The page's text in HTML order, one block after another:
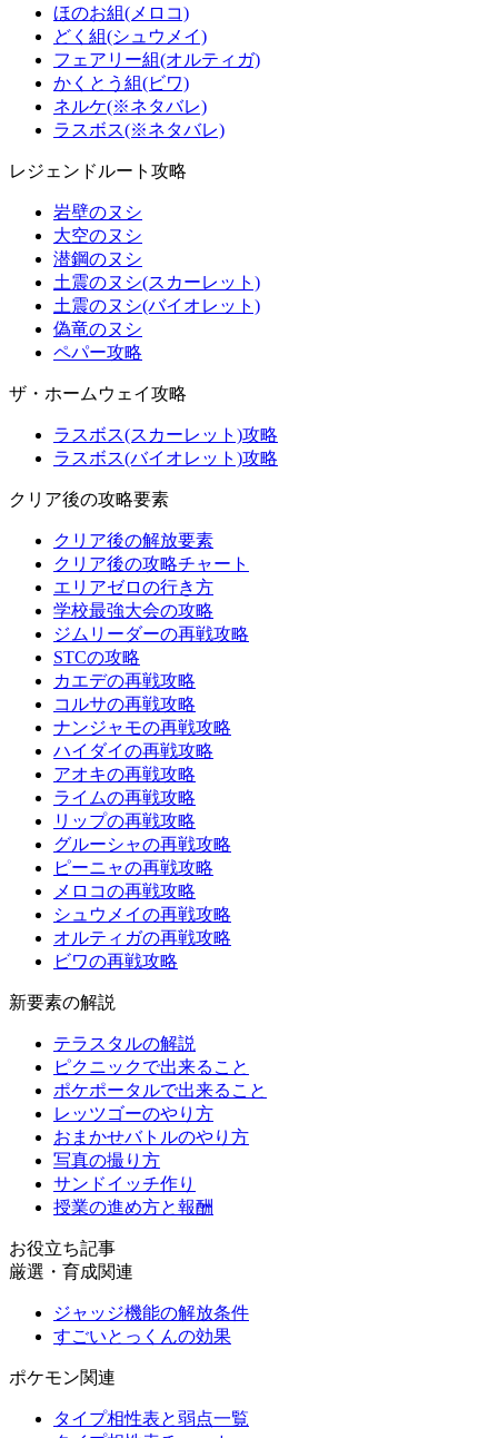
ほのお組(メロコ)
どく組(シュウメイ)
フェアリー組(オルティガ)
かくとう組(ビワ)
ネルケ(※ネタバレ)
ラスボス(※ネタバレ)
レジェンドルート攻略
岩壁のヌシ
大空のヌシ
潜鋼のヌシ
土震のヌシ(スカーレット)
土震のヌシ(バイオレット)
偽竜のヌシ
ペパー攻略
ザ・ホームウェイ攻略
ラスボス(スカーレット)攻略
ラスボス(バイオレット)攻略
クリア後の攻略要素
クリア後の解放要素
クリア後の攻略チャート
エリアゼロの行き方
学校最強大会の攻略
ジムリーダーの再戦攻略
STCの攻略
カエデの再戦攻略
コルサの再戦攻略
ナンジャモの再戦攻略
ハイダイの再戦攻略
アオキの再戦攻略
ライムの再戦攻略
リップの再戦攻略
グルーシャの再戦攻略
ピーニャの再戦攻略
メロコの再戦攻略
シュウメイの再戦攻略
オルティガの再戦攻略
ビワの再戦攻略
新要素の解説
テラスタルの解説
ピクニックで出来ること
ポケポータルで出来ること
レッツゴーのやり方
おまかせバトルのやり方
写真の撮り方
サンドイッチ作り
授業の進め方と報酬
お役立ち記事
厳選・育成関連
ジャッジ機能の解放条件
すごいとっくんの効果
ポケモン関連
タイプ相性表と弱点一覧